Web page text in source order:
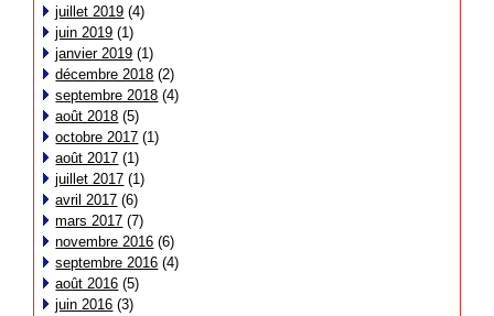
juillet 2019 (4)
juin 2019 (1)
janvier 2019 (1)
décembre 2018 (2)
septembre 2018 (4)
août 2018 (5)
octobre 2017 (1)
août 2017 (1)
juillet 2017 (1)
avril 2017 (6)
mars 2017 (7)
novembre 2016 (6)
septembre 2016 (4)
août 2016 (5)
juin 2016 (3)